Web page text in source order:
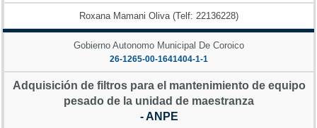
Roxana Mamani Oliva (Telf: 22136228)
Gobierno Autonomo Municipal De Coroico
26-1265-00-1641404-1-1
Adquisición de filtros para el mantenimiento de equipo
pesado de la unidad de maestranza
- ANPE